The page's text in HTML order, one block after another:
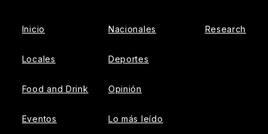
Inicio
Locales
Food and Drink
Eventos
Nacionales
Deportes
Opinión
Lo más leído
Research